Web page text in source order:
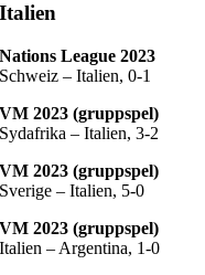
Italien
Nations League 2023
Schweiz – Italien, 0-1
VM 2023 (gruppspel)
Sydafrika – Italien, 3-2
VM 2023 (gruppspel)
Sverige – Italien, 5-0
VM 2023 (gruppspel)
Italien – Argentina, 1-0